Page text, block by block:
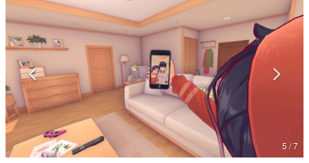
マンガ
女性向け
アプリレビュー
その他
電ファミニコゲーマーとは？
運営：株式会社マレ
5 / 7